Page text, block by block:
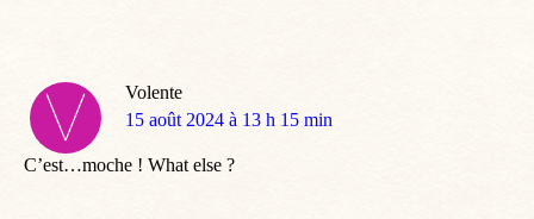
Volente
dit
15 août 2024 à 13 h 15 min
C’est…moche ! What else ?